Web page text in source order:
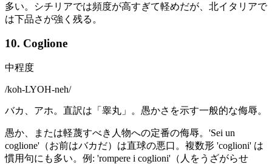
多い。シチリアでは頻度が高すぎて軽めだが、北イタリアで
は下品さが強く残る。
10. Coglione
中程度
/koh-LYOH-neh/
バカ、アホ。直訳は「睾丸」。愚かさを示す一般的な侮辱。
愚か、または軽蔑すべき人物への定番の侮辱。'Sei un
coglione'（お前はバカだ）は直球の悪口。複数形 'coglioni' は
慣用句にも多い。例: 'rompere i coglioni'（人をうざがらせ